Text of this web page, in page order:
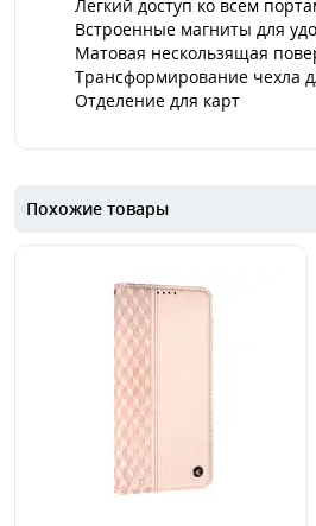
Легкий доступ ко всем
Встроенные магниты для
Матовая нескользящая
Трансформирование чехла
Отделение для карт
Похожие товары